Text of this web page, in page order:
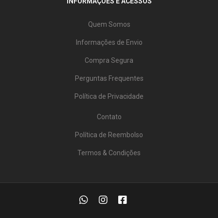
Quem Somos
Informações de Envio
Compra Segura
Perguntas Frequentes
Política de Privacidade
Contato
Política de Reembolso
Termos & Condições